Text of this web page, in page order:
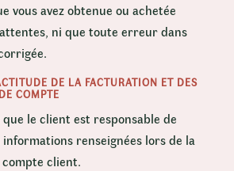
vous avez obtenue ou achetée
ni que toute erreur dans
DE LA FACTURATION ET DES
COMPTE
le client est responsable de
informations renseignées lors de la
client.